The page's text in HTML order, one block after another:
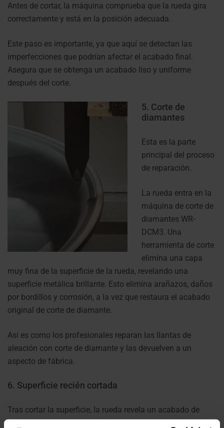
Antes de cortar, la máquina comprueba que la rueda gira
correctamente y está en la posición adecuada.
Este paso es importante, ya que aquí se detectan las
imperfecciones que podrían afectar el acabado final.
Asegura que se obtenga un acabado liso y uniforme
después del corte.
5. Corte de
diamantes
Esta es la parte
principal del proceso
de reparación.
La rueda entra en la
máquina de corte de
diamantes WR-
DCM3. Una
herramienta de corte
elimina una capa
muy fina de la superficie de la rueda, revelando una
superficie metálica brillante. Esto elimina arañazos, daños
por bordillos y corrosión, a la vez que restaura el acabado
original de corte de diamante.
Así es como los profesionales reparan las llantas de
aleación con corte de diamante y las devuelven a un
aspecto de fábrica.
6. Superficie recién cortada
Tras cortar la superficie, la rueda revela un acabado de